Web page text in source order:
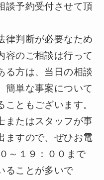
談予約受付させて頂
律判断が必要なため
容のご相談は行って
る方は、当日の相談
簡単な事案について
ともございます。
またはスタッフが事
ますので、ぜひお電
～１９：００まで
ることが多いで